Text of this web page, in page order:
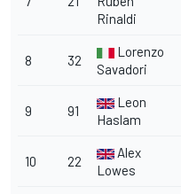
Rinaldi
8 32
Lorenzo
Savadori
9 91
Leon
Haslam
10 22
Alex
Lowes